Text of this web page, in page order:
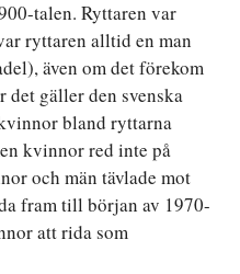
talen. Ryttaren var
ryttaren alltid en man
även om det förekom
det gäller den svenska
bland ryttarna
kvinnor red inte på
och män tävlade mot
fram till början av 1970-
att rida som